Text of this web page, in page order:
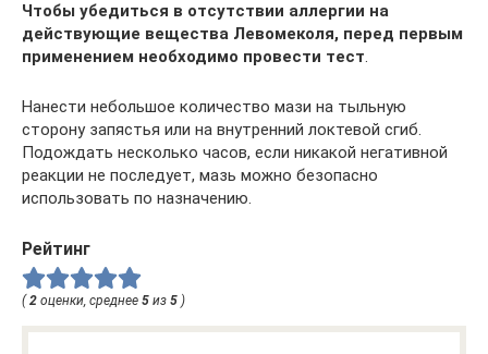
Чтобы убедиться в отсутствии аллергии на
действующие вещества Левомеколя, перед первым
применением необходимо провести тест.
Нанести небольшое количество мази на тыльную
сторону запястья или на внутренний локтевой сгиб.
Подождать несколько часов, если никакой негативной
реакции не последует, мазь можно безопасно
использовать по назначению.
Рейтинг
( 2 оценки, среднее 5 из 5 )